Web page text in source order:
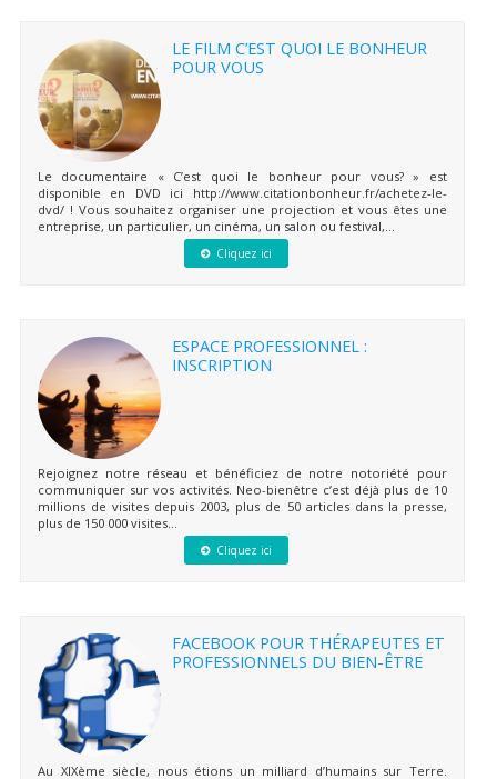
LE FILM C’EST QUOI LE BONHEUR
POUR VOUS
Le documentaire « C’est quoi le bonheur pour vous? » est
disponible en DVD ici http://www.citationbonheur.fr/achetez-le-
dvd/ ! Vous souhaitez organiser une projection et vous êtes une
entreprise, un particulier, un cinéma, un salon ou festival,...
Cliquez ici
ESPACE PROFESSIONNEL :
INSCRIPTION
Rejoignez notre réseau et bénéficiez de notre notoriété pour
communiquer sur vos activités. Neo-bienêtre c’est déjà plus de 10
millions de visites depuis 2003, plus de 50 articles dans la presse,
plus de 150 000 visites...
Cliquez ici
FACEBOOK POUR THÉRAPEUTES ET
PROFESSIONNELS DU BIEN-ÊTRE
Au XIXème siècle, nous étions un milliard d’humains sur Terre.